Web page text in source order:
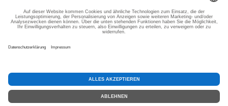
© 2012-2026 SLANTASTOFFE.DE